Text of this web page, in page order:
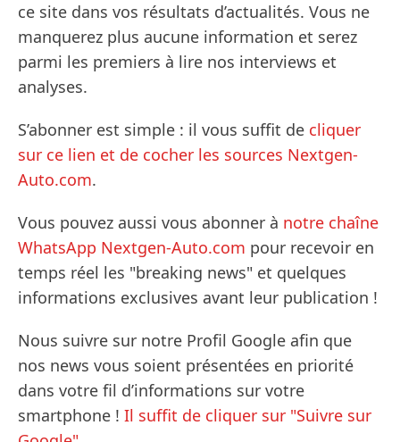
ce site dans vos résultats d’actualités. Vous ne
manquerez plus aucune information et serez
parmi les premiers à lire nos interviews et
analyses.
S’abonner est simple : il vous suffit de cliquer
sur ce lien et de cocher les sources Nextgen-
Auto.com.
Vous pouvez aussi vous abonner à notre chaîne
WhatsApp Nextgen-Auto.com pour recevoir en
temps réel les "breaking news" et quelques
informations exclusives avant leur publication !
Nous suivre sur notre Profil Google afin que
nos news vous soient présentées en priorité
dans votre fil d’informations sur votre
smartphone ! Il suffit de cliquer sur "Suivre sur